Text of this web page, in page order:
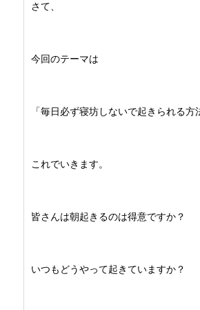
さて、
今回のテーマは
「毎日必ず寝坊しないで起きられる方
これでいきます。
皆さんは朝起きるのは得意ですか？
いつもどうやって起きていますか？